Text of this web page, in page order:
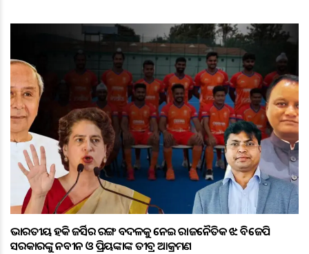
ଭାରତୀୟ ହକି ଜର୍ସିର ରଙ୍ଗ ବଦଳକୁ ନେଇ ରାଜନୈତିକ ଝଡ଼: ବିଜେପି
ସରକାରଙ୍କୁ ନବୀନ ଓ ପ୍ରିୟଙ୍କାଙ୍କ ତୀବ୍ର ଆକ୍ରମଣ